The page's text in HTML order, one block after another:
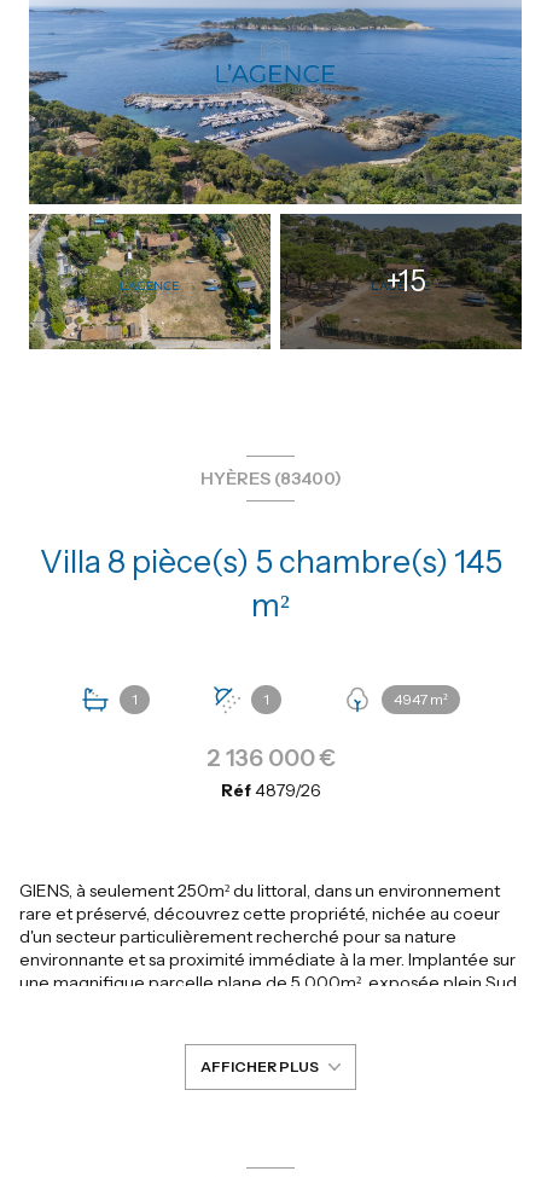
+15
HYÈRES (83400)
Villa 8 pièce(s) 5 chambre(s) 145
m²
1 1 4947 m²
2 136 000 €
Réf4879/26
GIENS, à seulement 250m² du littoral, dans un environnement
rare et préservé, découvrez cette propriété, nichée au coeur
d'un secteur particulièrement recherché pour sa nature
environnante et sa proximité immédiate à la mer. Implantée sur
une magnifique parcelle plane de 5 000m², exposée plein Sud,
batisses indépendantes : une habitation principale développant
env. 88m² et une seconde batisse annexe d'env. 60m².
S'ajoutent également un garage et plusieurs dépendances et
vaste terrain plat et son atmosphère calme et paisible, faisant
AFFICHER PLUS